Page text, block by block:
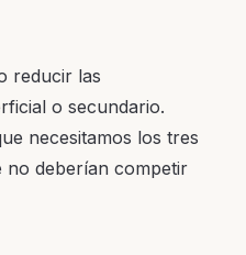
reducir las
o secundario.
necesitamos los tres
no deberían competir